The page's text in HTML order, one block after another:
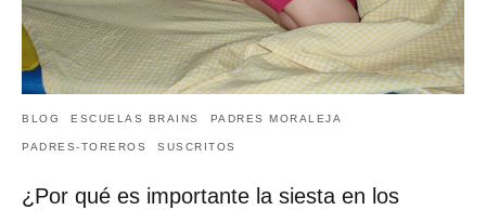
BLOG ESCUELAS BRAINS PADRES MORALEJA
PADRES-TOREROS SUSCRITOS
¿Por qué es importante la siesta en los